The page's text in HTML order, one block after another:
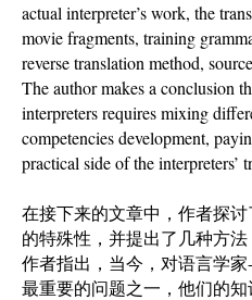
actual interpreter’s work, the
movie fragments, training
reverse translation method,
The author makes a conclusion
interpreters requires mixing
competencies development,
practical side of the interpreters’
在接下来的文章中，作者探
的特殊性，并提出了几种方法
作者指出，当今，对语言学
最重要的问题之一，他们的